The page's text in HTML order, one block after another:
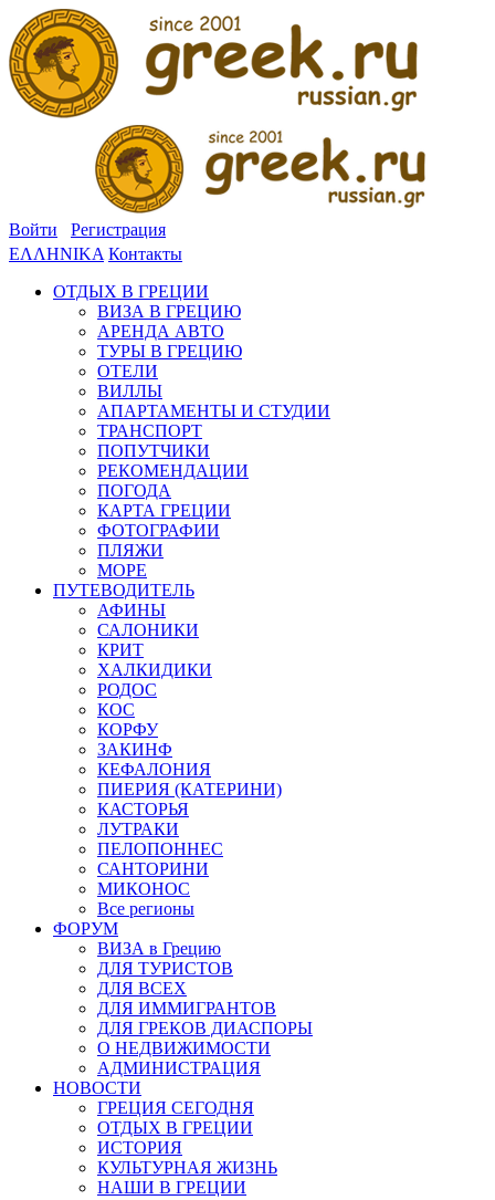
Войти
Регистрация
ΕΛΛΗΝΙΚΑ Контакты
ОТДЫХ В ГРЕЦИИ
ВИЗА В ГРЕЦИЮ
АРЕНДА АВТО
ТУРЫ В ГРЕЦИЮ
ОТЕЛИ
ВИЛЛЫ
АПАРТАМЕНТЫ И СТУДИИ
ТРАНСПОРТ
ПОПУТЧИКИ
РЕКОМЕНДАЦИИ
ПОГОДА
КАРТА ГРЕЦИИ
ФОТОГРАФИИ
ПЛЯЖИ
МОРЕ
ПУТЕВОДИТЕЛЬ
АФИНЫ
САЛОНИКИ
КРИТ
ХАЛКИДИКИ
РОДОС
КОС
КОРФУ
ЗАКИНФ
КЕФАЛОНИЯ
ПИЕРИЯ (КАТЕРИНИ)
КАСТОРЬЯ
ЛУТРАКИ
ПЕЛОПОННЕС
САНТОРИНИ
МИКОНОС
Все регионы
ФОРУМ
ВИЗА в Грецию
ДЛЯ ТУРИСТОВ
ДЛЯ ВСЕХ
ДЛЯ ИММИГРАНТОВ
ДЛЯ ГРЕКОВ ДИАСПОРЫ
О НЕДВИЖИМОСТИ
АДМИНИСТРАЦИЯ
НОВОСТИ
ГРЕЦИЯ СЕГОДНЯ
ОТДЫХ В ГРЕЦИИ
ИСТОРИЯ
КУЛЬТУРНАЯ ЖИЗНЬ
НАШИ В ГРЕЦИИ